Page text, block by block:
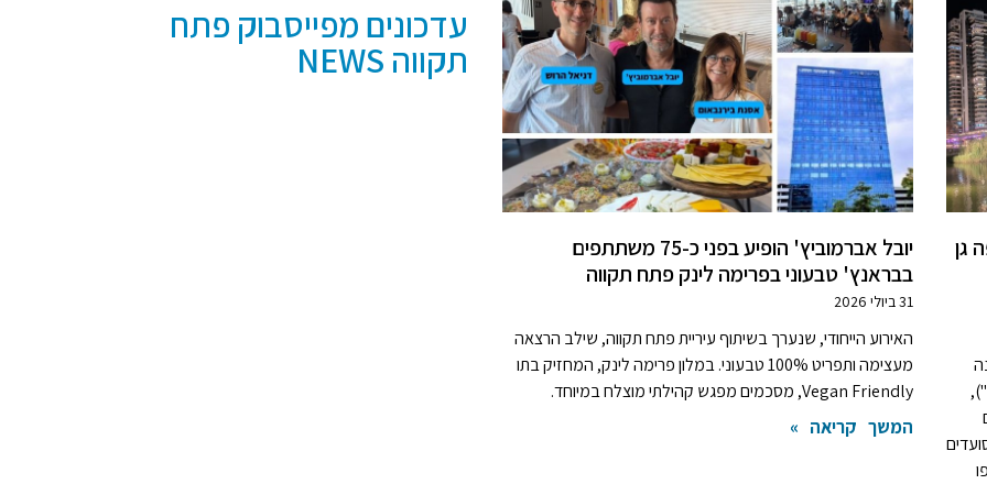
גן
יובל אברמוביץ' הופיע בפני כ-75 משתתפים
בבראנץ' טבעוני בפרימה לינק פתח תקווה
31 ביולי 2026
האירוע הייחודי, שנערך בשיתוף עיריית פתח תקווה, שילב הרצאה
מעצימה ותפריט 100% טבעוני. במלון פרימה לינק, המחזיק בתו
Vegan Friendly, מסכמים מפגש קהילתי מוצלח במיוחד.
המשך קריאה »
עדכונים מפייסבוק פתח
תקווה NEWS